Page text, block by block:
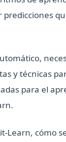
y técnicas
para el
Learn, cómo